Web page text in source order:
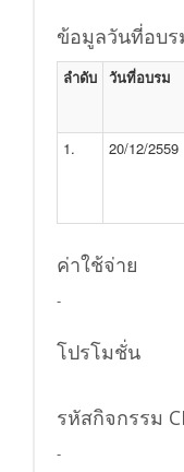
ข้อมูลวันที่อบร
ลำดับ วันที่อบรม
1.
20/12/2559
ค่าใช้จ่าย
-
โปรโมชั่น
รหัสกิจกรรม
-